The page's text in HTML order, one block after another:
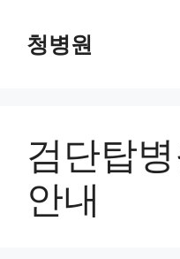
청병원
검단탑
안내